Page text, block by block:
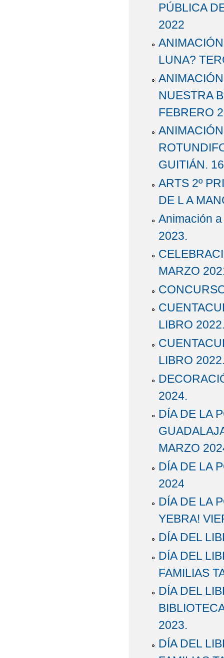
PÚBLICA
2022
LUNA?
NUESTRA
FEBRERO
GUITIÁN.
ARTS 2º
DE L A
Animación
2023.
MARZO
LIBRO
LIBRO
2024.
DÍA DE LA
MARZO
DÍA DE LA
2024
DÍA DE LA
YEBRA!
DÍA DEL
DÍA DEL
FAMILIAS
DÍA DEL
2023.
DÍA DEL